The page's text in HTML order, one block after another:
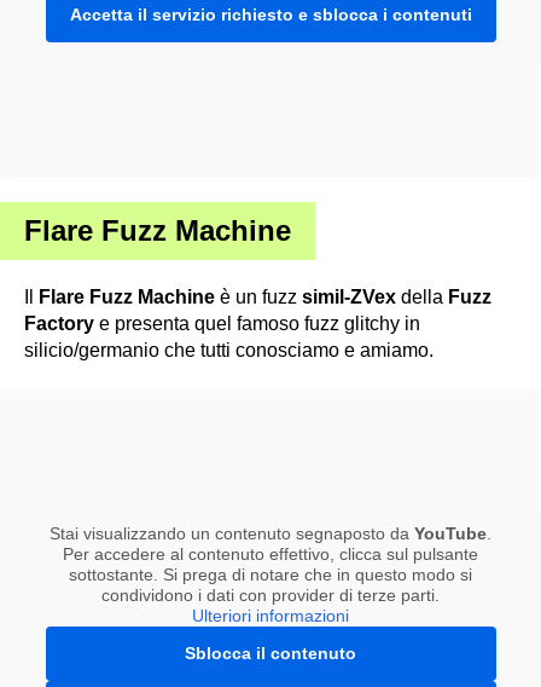
Accetta il servizio richiesto e sblocca i contenuti
Flare Fuzz Machine
Flare Fuzz Machine è un fuzz simil-ZVex della Fuzz
Factory e presenta quel famoso fuzz glitchy in
silicio/germanio che tutti conosciamo e amiamo.
Stai visualizzando un contenuto segnaposto da YouTube
Per accedere al contenuto effettivo, clicca sul pulsante
sottostante. Si prega di notare che in questo modo si
condividono i dati con provider di terze parti.
Ulteriori informazioni
Sblocca il contenuto